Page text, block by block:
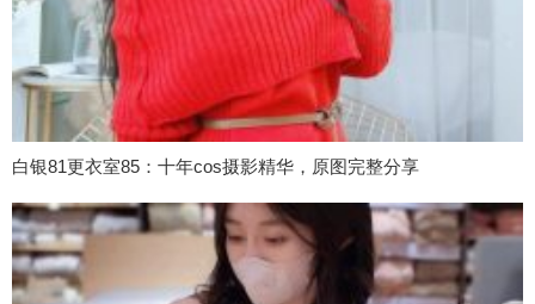
白银81更衣室85：十年cos摄影精华，原图完整分享